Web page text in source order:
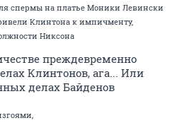
спермы на платье Моники Левински
Клинтона к импичменту,
Никсона
преждевременно
Клинтонов, ага... Или
делах Байденов